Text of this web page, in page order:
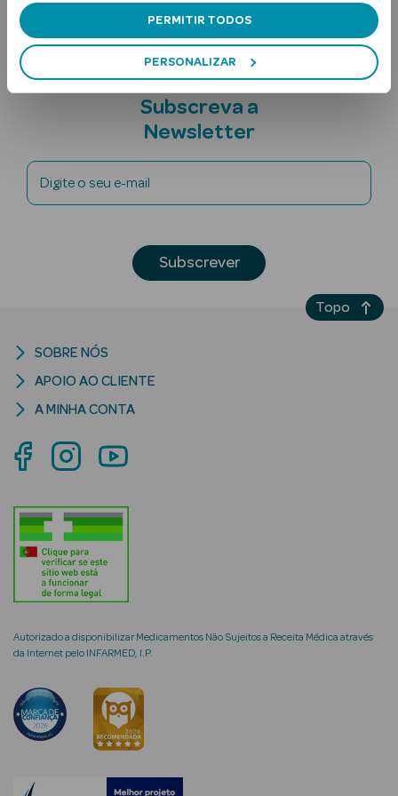
PERMITIR TODOS
PERSONALIZAR
Ver Tudo
Solares
Solares Bebé e
Criança
Ver Tudo
Cosmética
Rosto
Hidratantes
Creme de Olhos
envelhecimento
Subscreva a
Newsletter
Digite o seu e-mail
Subscrever
Autorizado a disponibilizar Medicamentos Não Sujeitos a Receita Médica através
da Internet pelo INFARMED, I.P.
SOBRE NÓS
APOIO AO CLIENTE
A MINHA CONTA
Topo